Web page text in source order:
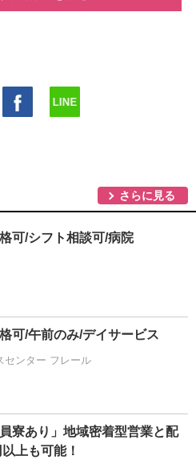
さらに見る
可/シフト相談可/病院
可/午前のみ/デイサービス
センター フレール
寮あり」地域密着型営業と配
上も可能！